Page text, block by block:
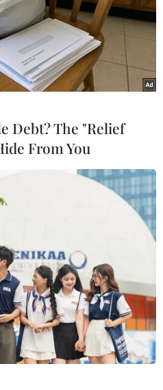
phàn nàn về lịch
đội tuyển Ecuador
có ít nhất bảy ngày để
trong khi đội của tôi chỉ
Debt? The "Relief
From You